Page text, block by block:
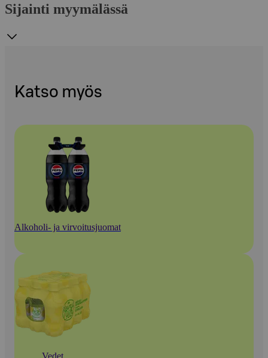
Sijainti myymälässä
Katso myös
Alkoholi- ja virvoitusjuomat